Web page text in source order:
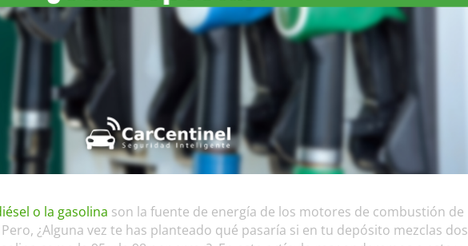
o la gasolina son la fuente de energía de los motores de combustión de
¿Alguna vez te has planteado qué pasaría si en tu depósito mezclas dos